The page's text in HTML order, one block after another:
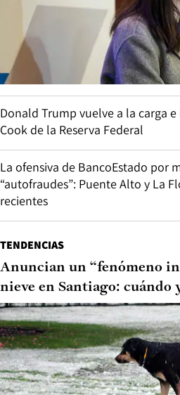
Donald Trump vuelve a la carga e
Cook de la Reserva Federal
La ofensiva de BancoEstado por
“autofraudes”: Puente Alto y La
recientes
TENDENCIAS
Anuncian un “fenómeno
nieve en Santiago: cuándo